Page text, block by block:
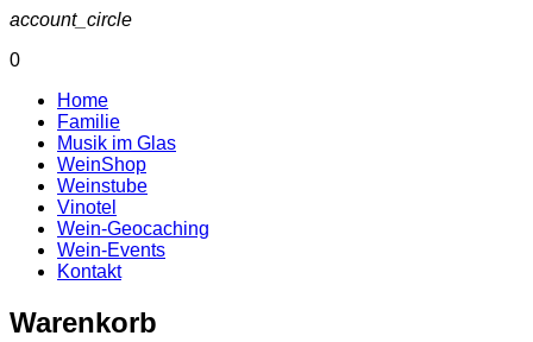
account_circle
0
Home
Familie
Musik im Glas
WeinShop
Weinstube
Vinotel
Wein-Geocaching
Wein-Events
Kontakt
Warenkorb